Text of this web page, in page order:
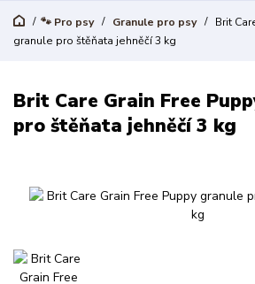
🐾 Pro psy Granule pro psy
Brit
granule pro štěňata jehněčí 3 kg
Brit Care Grain Free
pro štěňata jehněčí 3 kg